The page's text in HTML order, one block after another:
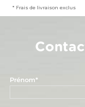
* Frais de livraison exclus
Prénom*